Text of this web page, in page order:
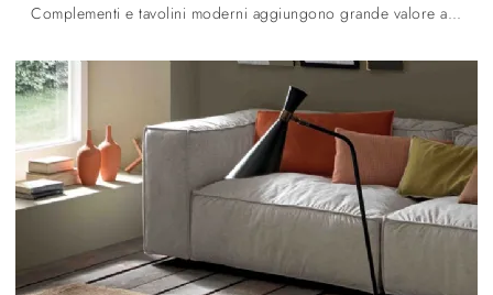
Complementi e tavolini moderni aggiungono grande valore all’arredo delle nostre case e sono plurifunzionali oltre che belli da vedere.